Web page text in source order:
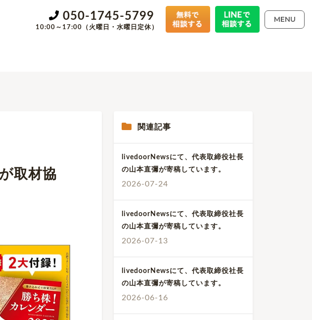
050-1745-5799
10:00～17:00（火曜日・水曜日定休）
MENU
取材協
関連記事
livedoorNewsにて、代表取締役社長
の山本直彌が寄稿しています。
2026-07-24
livedoorNewsにて、代表取締役社長
の山本直彌が寄稿しています。
2026-07-13
livedoorNewsにて、代表取締役社長
の山本直彌が寄稿しています。
2026-06-16